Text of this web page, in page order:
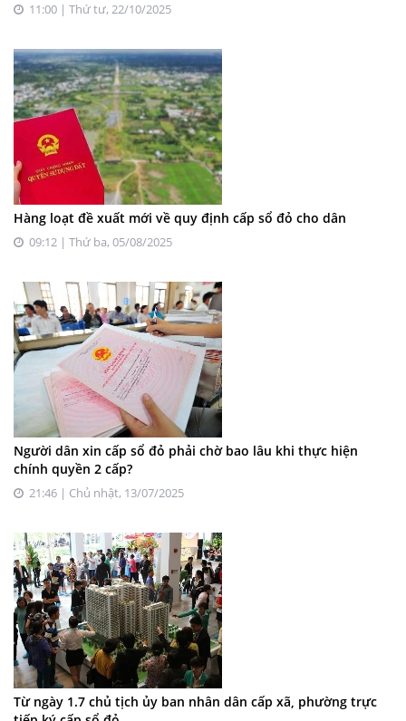
11:00 | Thứ tư, 22/10/2025
Hàng loạt đề xuất mới về quy định cấp sổ đỏ cho dân
09:12 | Thứ ba, 05/08/2025
Người dân xin cấp sổ đỏ phải chờ bao lâu khi thực hiện
chính quyền 2 cấp?
21:46 | Chủ nhật, 13/07/2025
Từ ngày 1.7 chủ tịch ủy ban nhân dân cấp xã, phường trực